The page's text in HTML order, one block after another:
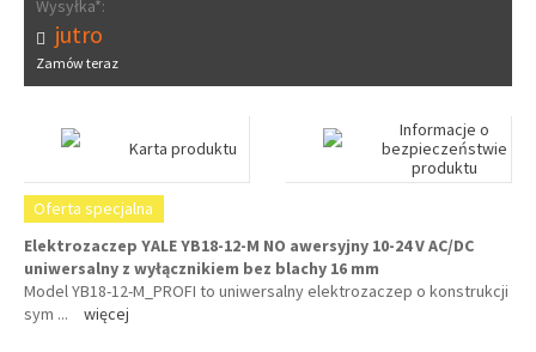
Wysyłka*:
jutro
Zamów teraz
Karta produktu
Informacje o
bezpieczeństwie
produktu
Oferta specjalna
Elektrozaczep YALE YB18-12-M NO awersyjny 10-24 V AC/DC
uniwersalny z wyłącznikiem bez blachy 16 mm
Model YB18-12-M_PROFI to uniwersalny elektrozaczep o konstrukcji
sym ... więcej